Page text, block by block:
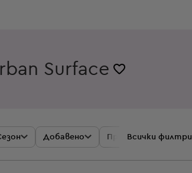
Surface
Добавено Промоции Цена
Всички филтри